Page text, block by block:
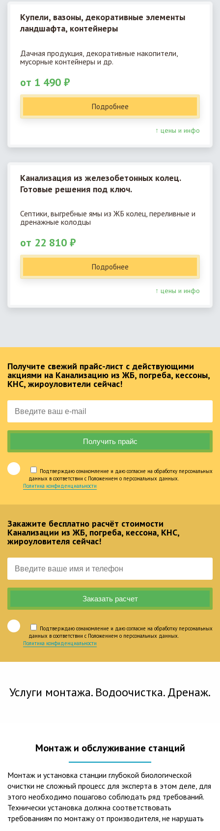
Купели, вазоны, декоративные элементы
ландшафта, контейнеры
Дачная продукция, декоративные накопители,
мусорные контейнеры и др.
от 1 490 ₽
Подробнее
↑ цены и инфо
Канализация из железобетонных колец.
Готовые решения под ключ.
Септики, выгребные ямы из ЖБ колец, переливные и
дренажные колодцы
от 22 810 ₽
Подробнее
↑ цены и инфо
Получите свежий прайс-лист с действующими
акциями на Канализацию из ЖБ, погреба, кессоны,
КНС, жироуловители сейчас!
Подтверждаю ознакомление и даю согласие на обработку персональных
данных в соответствии с Положением о персональных данных.
Политика конфиденциальности
Закажите бесплатно расчёт стоимости
Канализации из ЖБ, погреба, кессона, КНС,
жироуловителя сейчас!
Подтверждаю ознакомление и даю согласие на обработку персональных
данных в соответствии с Положением о персональных данных.
Политика конфиденциальности
Услуги монтажа. Водоочистка. Дренаж.
Монтаж и обслуживание станций
Монтаж и установка станции глубокой биологической
очистки не сложный процесс для эксперта в этом деле, для
этого необходимо пошагово соблюдать ряд требований.
Технически установка должна соответствовать
требованиям по монтажу от производителя, не нарушать